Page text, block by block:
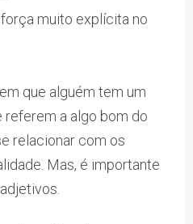
muito explícita no
que alguém tem um
referem a algo bom do
relacionar com os
Mas, é importante